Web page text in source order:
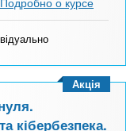
кібербезпека.
Акція